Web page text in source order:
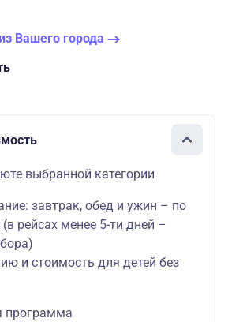
Вашего города
выбранной категории
завтрак, обед и ужин – по
рейсах менее 5-ти дней –
и стоимость для детей без
программа